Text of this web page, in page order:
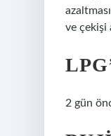
ve çekişi
2 gün